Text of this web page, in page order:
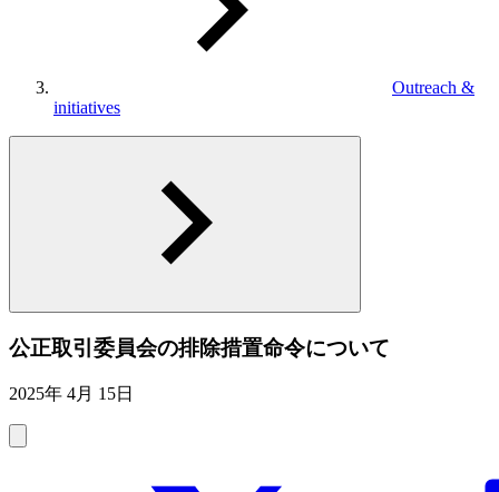
Outreach &
initiatives
公正取引委員会の排除措置命令について
2025年 4月 15日